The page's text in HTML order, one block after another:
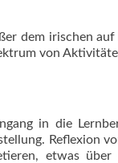
dem irischen
von
in die
etwas